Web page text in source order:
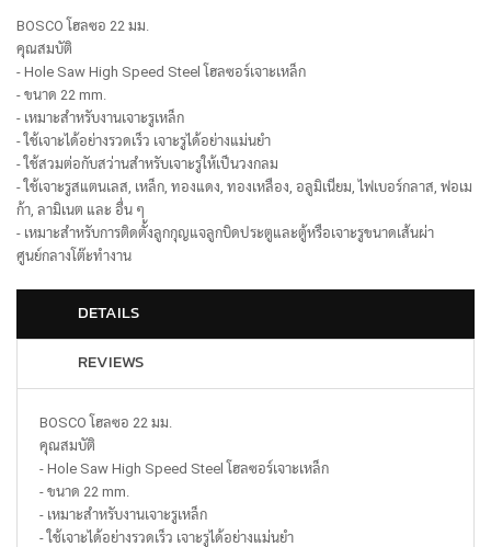
BOSCO โฮลซอ 22 มม.
คุณสมบัติ
- Hole Saw High Speed Steel โฮลซอร์เจาะเหล็ก
- ขนาด 22 mm.
- เหมาะสำหรับงานเจาะรูเหล็ก
- ใช้เจาะได้อย่างรวดเร็ว เจาะรูได้อย่างแม่นยำ
- ใช้สวมต่อกับสว่านสำหรับเจาะรูให้เป็นวงกลม
- ใช้เจาะรูสแตนเลส, เหล็ก, ทองแดง, ทองเหลือง, อลูมิเนียม, ไฟเบอร์กลาส, ฟอเม
ก้า, ลามิเนต และ อื่น ๆ
- เหมาะสำหรับการติดตั้งลูกกุญแจลูกบิดประตูและตู้หรือเจาะรูขนาดเส้นผ่า
ศูนย์กลางโต๊ะทำงาน
DETAILS
REVIEWS
BOSCO โฮลซอ 22 มม.
คุณสมบัติ
- Hole Saw High Speed Steel โฮลซอร์เจาะเหล็ก
- ขนาด 22 mm.
- เหมาะสำหรับงานเจาะรูเหล็ก
- ใช้เจาะได้อย่างรวดเร็ว เจาะรูได้อย่างแม่นยำ